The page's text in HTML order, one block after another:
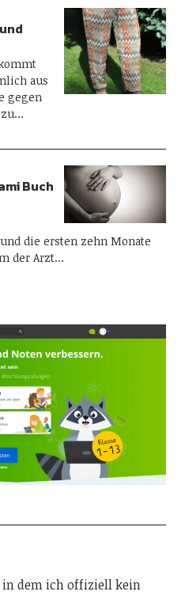
aus
gegen
zu…
Buch
die ersten zehn Monate
der Arzt…
in dem ich offiziell kein